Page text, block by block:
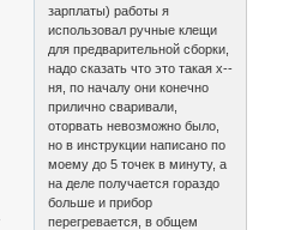
зарплаты) работы я
использовал ручные клещи
для предварительной сборки,
надо сказать что это такая х--
ня, по началу они конечно
прилично сваривали,
оторвать невозможно было,
но в инструкции написано по
моему до 5 точек в минуту, а
на деле получается гораздо
больше и прибор
перегревается, в общем